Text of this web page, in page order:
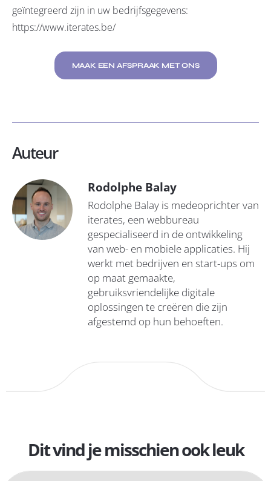
geïntegreerd zijn in uw bedrijfsgegevens:
https://www.iterates.be/
MAAK EEN AFSPRAAK MET ONS
Auteur
Rodolphe Balay
Rodolphe Balay is medeoprichter van
iterates, een webbureau
gespecialiseerd in de ontwikkeling
van web- en mobiele applicaties. Hij
werkt met bedrijven en start-ups om
op maat gemaakte,
gebruiksvriendelijke digitale
oplossingen te creëren die zijn
afgestemd op hun behoeften.
Dit vind je misschien ook leuk